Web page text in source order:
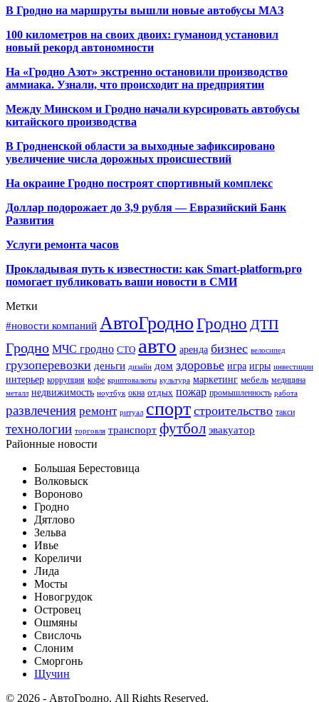
В Гродно на маршруты вышли новые автобусы МАЗ
100 километров на своих двоих: гуманоид установил
новый рекорд автономности
На «Гродно Азот» экстренно остановили производство
аммиака. Узнали, что происходит на предприятии
Между Минском и Гродно начали курсировать автобусы
китайского производства
В Гродненской области за выходные зафиксировано
увеличение числа дорожных происшествий
На окраине Гродно построят спортивный комплекс
Доллар подорожает до 3,9 рубля — Евразийский Банк
Развития
Услуги ремонта часов
Прокладывая путь к известности: как Smart-platform.pro
помогает публиковать ваши новости в СМИ
Метки
#новости компаний АвтоГродноГродно ДТП
Гродно МЧС гродно СТО авто аренда бизнес велосипед
грузоперевозки деньги дизайн дом здоровье игра игры инвестиции
интерьер коррупция кофе криптовалюты культура маркетинг мебель медицина
металл недвижимость ноутбук окна отдых пожар промышленность работа
развлечения ремонт ритуал спорт строительство такси
технологии торговля транспорт футбол эвакуатор
Районные новости
Большая Берестовица
Волковыск
Вороново
Гродно
Дятлово
Зельва
Ивье
Кореличи
Лида
Мосты
Новогрудок
Островец
Ошмяны
Свислочь
Слоним
Сморгонь
Щучин
© 2026 - АвтоГродно. All Rights Reserved.